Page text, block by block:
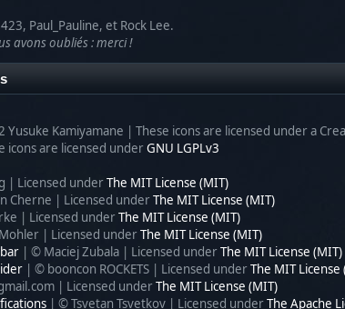
Paul_Pauline, et Rock Lee.
avons oubliés : merci !
Yusuke Kamiyamane | These icons are licensed under a
icons are licensed underGNU LGPLv3
| Licensed underThe MIT License (MIT)
Cherne | Licensed underThe MIT License (MIT)
| Licensed underThe MIT License (MIT)
| Licensed underThe MIT License (MIT)
| © Maciej Zubala | Licensed underThe MIT License (MIT)
| © booncon ROCKETS | Licensed underThe MIT License
| Licensed underThe MIT License (MIT)
| © Tsvetan Tsvetkov | Licensed underThe Apache